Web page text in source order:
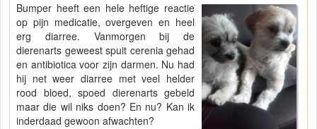
Bumper heeft een hele heftige reactie
op pijn medicatie, overgeven en heel
erg diarree. Vanmorgen bij de
dierenarts geweest spuit cerenia gehad
en antibiotica voor zijn darmen. Nu had
hij net weer diarree met veel helder
rood bloed, spoed dierenarts gebeld
maar die wil niks doen? En nu? Kan ik
inderdaad gewoon afwachten?